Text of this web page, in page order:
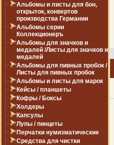
Альбомы и листы для бон,
открыток, конвертов
производства Германии
Альбомы серии
Коллекционеръ
Альбомы для значков и
медалей /Листы для значков и
медалей
Альбомы для пивных пробок /
Листы для пивных пробок
Альбомы и листы для марок
Кейсы / планшеты
Кофры / Боксы
Холдеры
Капсулы
Лупы / пинцеты
Перчатки нумизматические
Средства для чистки